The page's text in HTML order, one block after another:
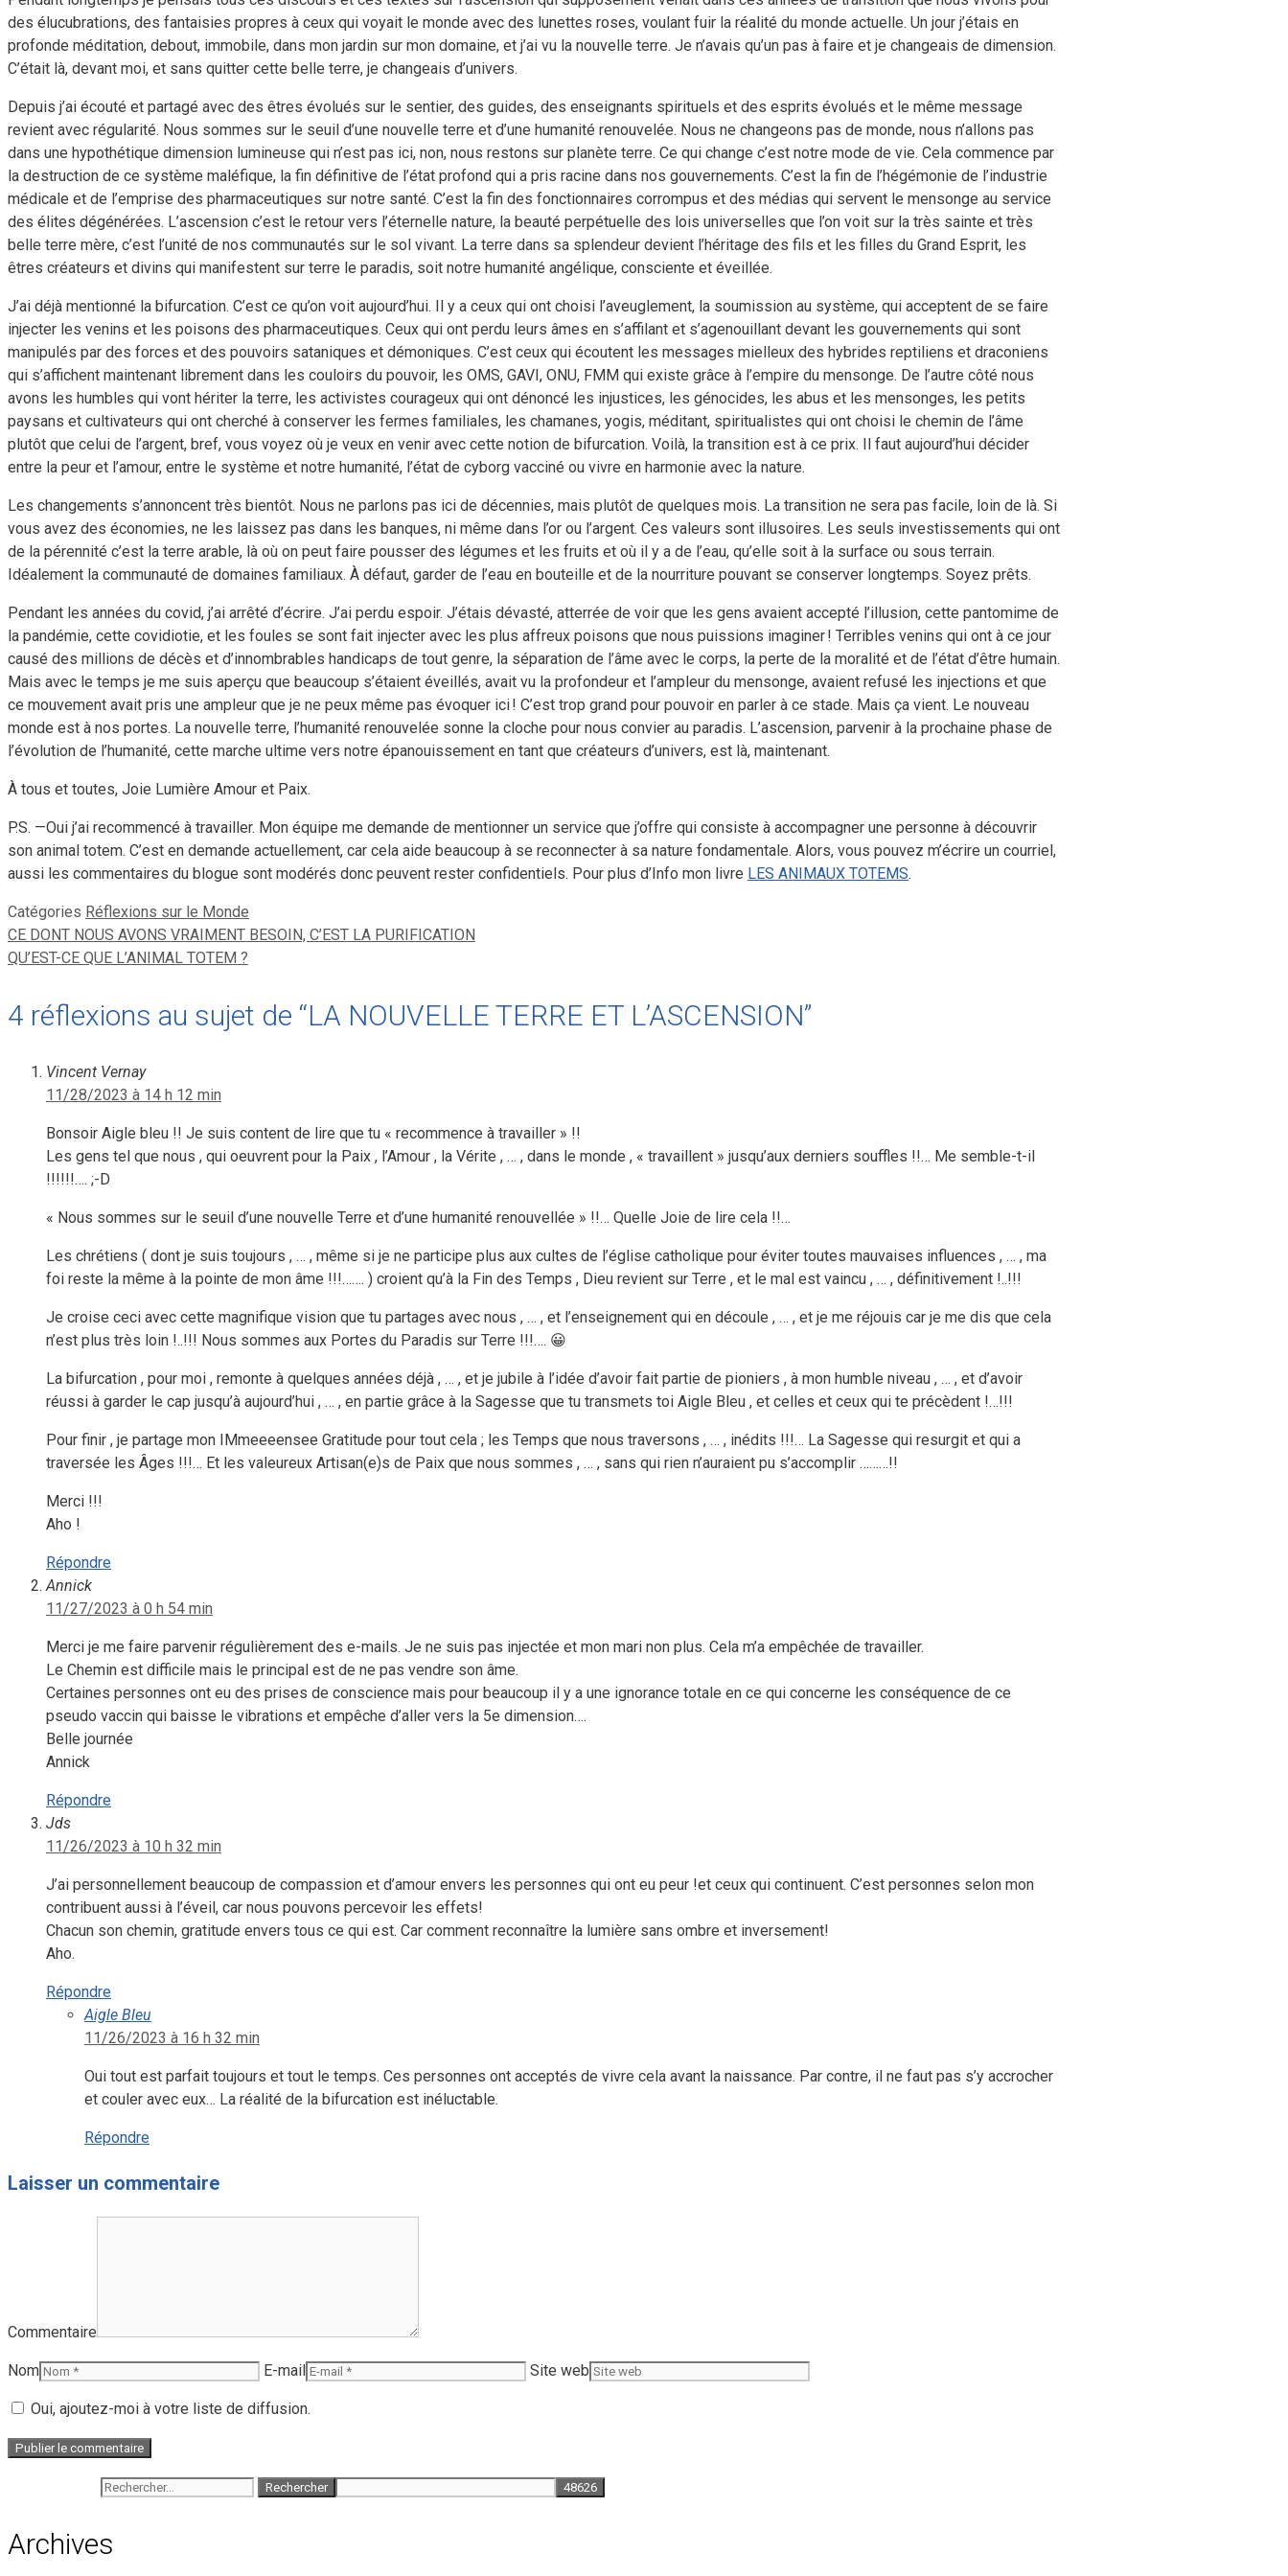
des élucubrations, des fantaisies propres à ceux qui voyait le monde avec des lunettes roses, voulant fuir la réalité du monde actuelle. Un jour j’étais en
profonde méditation, debout, immobile, dans mon jardin sur mon domaine, et j’ai vu la nouvelle terre. Je n’avais qu’un pas à faire et je changeais de dimension.
C’était là, devant moi, et sans quitter cette belle terre, je changeais d’univers.
Depuis j’ai écouté et partagé avec des êtres évolués sur le sentier, des guides, des enseignants spirituels et des esprits évolués et le même message
revient avec régularité. Nous sommes sur le seuil d’une nouvelle terre et d’une humanité renouvelée. Nous ne changeons pas de monde, nous n’allons pas
dans une hypothétique dimension lumineuse qui n’est pas ici, non, nous restons sur planète terre. Ce qui change c’est notre mode de vie. Cela commence par
la destruction de ce système maléfique, la fin définitive de l’état profond qui a pris racine dans nos gouvernements. C’est la fin de l’hégémonie de l’industrie
médicale et de l’emprise des pharmaceutiques sur notre santé. C’est la fin des fonctionnaires corrompus et des médias qui servent le mensonge au service
des élites dégénérées. L’ascension c’est le retour vers l’éternelle nature, la beauté perpétuelle des lois universelles que l’on voit sur la très sainte et très
belle terre mère, c’est l’unité de nos communautés sur le sol vivant. La terre dans sa splendeur devient l’héritage des fils et les filles du Grand Esprit, les
êtres créateurs et divins qui manifestent sur terre le paradis, soit notre humanité angélique, consciente et éveillée.
J’ai déjà mentionné la bifurcation. C’est ce qu’on voit aujourd’hui. Il y a ceux qui ont choisi l’aveuglement, la soumission au système, qui acceptent de se faire
injecter les venins et les poisons des pharmaceutiques. Ceux qui ont perdu leurs âmes en s’affilant et s’agenouillant devant les gouvernements qui sont
manipulés par des forces et des pouvoirs sataniques et démoniques. C’est ceux qui écoutent les messages mielleux des hybrides reptiliens et draconiens
qui s’affichent maintenant librement dans les couloirs du pouvoir, les OMS, GAVI, ONU, FMM qui existe grâce à l’empire du mensonge. De l’autre côté nous
avons les humbles qui vont hériter la terre, les activistes courageux qui ont dénoncé les injustices, les génocides, les abus et les mensonges, les petits
paysans et cultivateurs qui ont cherché à conserver les fermes familiales, les chamanes, yogis, méditant, spiritualistes qui ont choisi le chemin de l’âme
plutôt que celui de l’argent, bref, vous voyez où je veux en venir avec cette notion de bifurcation. Voilà, la transition est à ce prix. Il faut aujourd’hui décider
entre la peur et l’amour, entre le système et notre humanité, l’état de cyborg vacciné ou vivre en harmonie avec la nature.
Les changements s’annoncent très bientôt. Nous ne parlons pas ici de décennies, mais plutôt de quelques mois. La transition ne sera pas facile, loin de là. Si
vous avez des économies, ne les laissez pas dans les banques, ni même dans l’or ou l’argent. Ces valeurs sont illusoires. Les seuls investissements qui ont
de la pérennité c’est la terre arable, là où on peut faire pousser des légumes et les fruits et où il y a de l’eau, qu’elle soit à la surface ou sous terrain.
Idéalement la communauté de domaines familiaux. À défaut, garder de l’eau en bouteille et de la nourriture pouvant se conserver longtemps. Soyez prêts.
Pendant les années du covid, j’ai arrêté d’écrire. J’ai perdu espoir. J’étais dévasté, atterrée de voir que les gens avaient accepté l’illusion, cette pantomime de
la pandémie, cette covidiotie, et les foules se sont fait injecter avec les plus affreux poisons que nous puissions imaginer ! Terribles venins qui ont à ce jour
causé des millions de décès et d’innombrables handicaps de tout genre, la séparation de l’âme avec le corps, la perte de la moralité et de l’état d’être humain.
Mais avec le temps je me suis aperçu que beaucoup s’étaient éveillés, avait vu la profondeur et l’ampleur du mensonge, avaient refusé les injections et que
ce mouvement avait pris une ampleur que je ne peux même pas évoquer ici ! C’est trop grand pour pouvoir en parler à ce stade. Mais ça vient. Le nouveau
monde est à nos portes. La nouvelle terre, l’humanité renouvelée sonne la cloche pour nous convier au paradis. L’ascension, parvenir à la prochaine phase de
l’évolution de l’humanité, cette marche ultime vers notre épanouissement en tant que créateurs d’univers, est là, maintenant.
À tous et toutes, Joie Lumière Amour et Paix.
P.S. —Oui j’ai recommencé à travailler. Mon équipe me demande de mentionner un service que j’offre qui consiste à accompagner une personne à découvrir
son animal totem. C’est en demande actuellement, car cela aide beaucoup à se reconnecter à sa nature fondamentale. Alors, vous pouvez m’écrire un courriel,
aussi les commentaires du blogue sont modérés donc peuvent rester confidentiels. Pour plus d’Info mon livre LES ANIMAUX TOTEMS.
Catégories Réflexions sur le Monde
CE DONT NOUS AVONS VRAIMENT BESOIN, C’EST LA PURIFICATION
QU’EST-CE QUE L’ANIMAL TOTEM ?
4 réflexions au sujet de “LA NOUVELLE TERRE ET L’ASCENSION”
Vincent Vernay
11/28/2023 à 14 h 12 min
Bonsoir Aigle bleu !! Je suis content de lire que tu « recommence à travailler » !!
Les gens tel que nous , qui oeuvrent pour la Paix , l’Amour , la Vérite , … , dans le monde , « travaillent » jusqu’aux derniers souffles !!… Me semble-t-il
!!!!!!…. ;-D
« Nous sommes sur le seuil d’une nouvelle Terre et d’une humanité renouvellée » !!… Quelle Joie de lire cela !!…
Les chrétiens ( dont je suis toujours , … , même si je ne participe plus aux cultes de l’église catholique pour éviter toutes mauvaises influences , … , ma
foi reste la même à la pointe de mon âme !!!……. ) croient qu’à la Fin des Temps , Dieu revient sur Terre , et le mal est vaincu , … , définitivement !..!!!
Je croise ceci avec cette magnifique vision que tu partages avec nous , … , et l’enseignement qui en découle , … , et je me réjouis car je me dis que cela
n’est plus très loin !..!!! Nous sommes aux Portes du Paradis sur Terre !!!…. 😀
La bifurcation , pour moi , remonte à quelques années déjà , … , et je jubile à l’idée d’avoir fait partie de pioniers , à mon humble niveau , … , et d’avoir
réussi à garder le cap jusqu’à aujourd’hui , … , en partie grâce à la Sagesse que tu transmets toi Aigle Bleu , et celles et ceux qui te précèdent !…!!!
Pour finir , je partage mon IMmeeeensee Gratitude pour tout cela ; les Temps que nous traversons , … , inédits !!!… La Sagesse qui resurgit et qui a
traversée les Âges !!!… Et les valeureux Artisan(e)s de Paix que nous sommes , … , sans qui rien n’auraient pu s’accomplir ………!!
Merci !!!
Aho !
Répondre
Annick
11/27/2023 à 0 h 54 min
Merci je me faire parvenir régulièrement des e-mails. Je ne suis pas injectée et mon mari non plus. Cela m’a empêchée de travailler.
Le Chemin est difficile mais le principal est de ne pas vendre son âme.
Certaines personnes ont eu des prises de conscience mais pour beaucoup il y a une ignorance totale en ce qui concerne les conséquence de ce
pseudo vaccin qui baisse le vibrations et empêche d’aller vers la 5e dimension….
Belle journée
Annick
Répondre
Jds
11/26/2023 à 10 h 32 min
J’ai personnellement beaucoup de compassion et d’amour envers les personnes qui ont eu peur !et ceux qui continuent. C’est personnes selon mon
contribuent aussi à l’éveil, car nous pouvons percevoir les effets!
Chacun son chemin, gratitude envers tous ce qui est. Car comment reconnaître la lumière sans ombre et inversement!
Aho.
Répondre
Aigle Bleu
11/26/2023 à 16 h 32 min
Oui tout est parfait toujours et tout le temps. Ces personnes ont acceptés de vivre cela avant la naissance. Par contre, il ne faut pas s’y accrocher
et couler avec eux… La réalité de la bifurcation est inéluctable.
Répondre
Laisser un commentaire
Commentaire
Nom E-mail Site web
Oui, ajoutez-moi à votre liste de diffusion.
Archives